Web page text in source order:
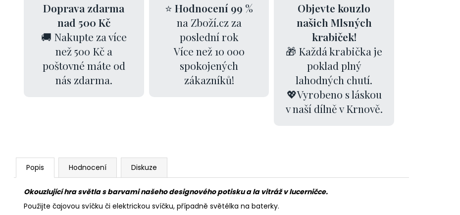
Doprava zdarma
nad 500 Kč
🚚 Nakupte za více
než 500 Kč a
poštovné máte od
nás zdarma.
⭐ Hodnocení 99 %
na Zboží.cz za
poslední rok
Více než 10 000
spokojených
zákazníků!
Objevte kouzlo
našich Mlsných
krabiček!
🎁 Každá krabička je
poklad plný
lahodných chutí.
💖Vyrobeno s láskou
v naší dílně v Krnově.
Popis Hodnocení Diskuze
Okouzlující hra světla s barvami našeho designového potisku a la vitráž v lucerničce.
Použijte čajovou svíčku či elektrickou svíčku, případně světélka na baterky.